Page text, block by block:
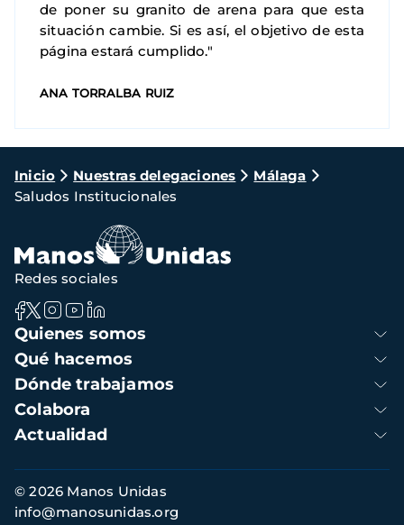
de poner su granito de arena para que esta
situación cambie. Si es así, el objetivo de esta
página estará cumplido."
ANA TORRALBA RUIZ
Ruta
de
navegación
Inicio Nuestras delegaciones
Málaga
Saludos Institucionales
Navegación
principal
Quienes somos
Qué hacemos
Dónde trabajamos
Colabora
Actualidad
Redes sociales
Información
de
© 2026 Manos Unidas
info@manosunidas.org